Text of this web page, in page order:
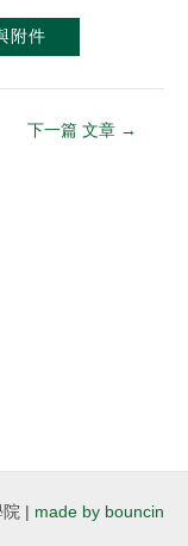
附件
下一篇 文章 →
| made by bouncin